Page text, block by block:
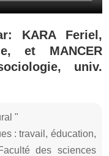
KARA Feriel,
et MANCER
univ.
"
: travail, éducation,
des sciences